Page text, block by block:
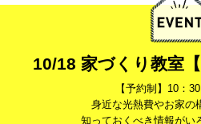
10/18 家づくり教室
【予約制】10：
身近な光熱費やお家の
知っておくべき情報がい